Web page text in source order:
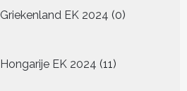
Griekenland EK 2024 0
producten
Hongarije EK 2024 11
producten